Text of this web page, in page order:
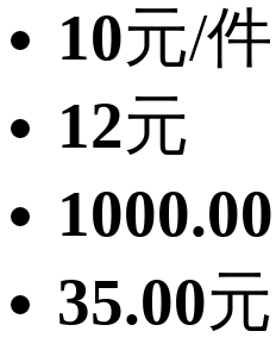
10元/件
12元
1000.00
35.00元